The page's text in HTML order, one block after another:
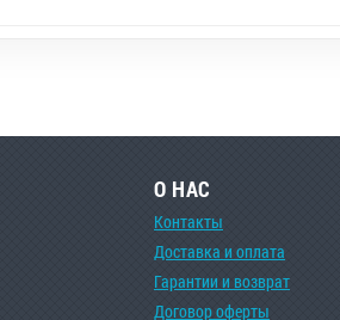
О НАС
Контакты
Доставка и оплата
Гарантии и возврат
Договор оферты